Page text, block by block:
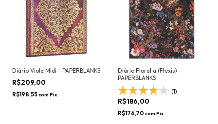
Diário Viola Midi - PAPERBLANKS
R$209,00
R$198,55com Pix
Diário Floralia (Flexis) -
PAPERBLANKS
(1)
R$186,00
R$176,70 com Pix